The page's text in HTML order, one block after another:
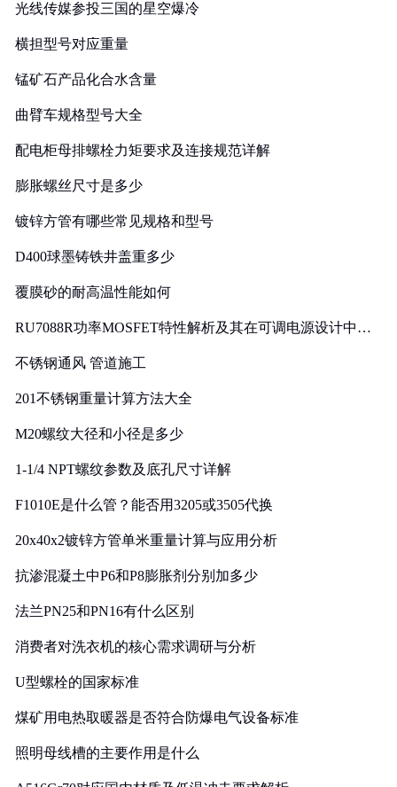
光线传媒参投三国的星空爆冷
横担型号对应重量
锰矿石产品化合水含量
曲臂车规格型号大全
配电柜母排螺栓力矩要求及连接规范详解
膨胀螺丝尺寸是多少
镀锌方管有哪些常见规格和型号
D400球墨铸铁井盖重多少
覆膜砂的耐高温性能如何
RU7088R功率MOSFET特性解析及其在可调电源设计中的
不锈钢通风 管道施工
201不锈钢重量计算方法大全
M20螺纹大径和小径是多少
1-1/4 NPT螺纹参数及底孔尺寸详解
F1010E是什么管？能否用3205或3505代换
20x40x2镀锌方管单米重量计算与应用分析
抗渗混凝土中P6和P8膨胀剂分别加多少
法兰PN25和PN16有什么区别
消费者对洗衣机的核心需求调研与分析
U型螺栓的国家标准
煤矿用电热取暖器是否符合防爆电气设备标准
照明母线槽的主要作用是什么